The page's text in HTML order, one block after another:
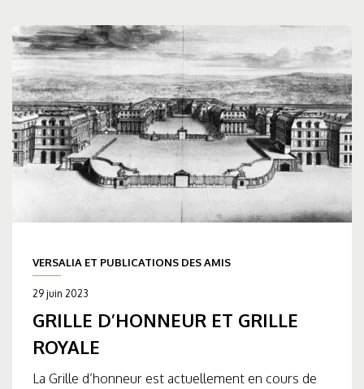
VERSALIA ET PUBLICATIONS DES AMIS
29 juin 2023
GRILLE D’HONNEUR ET GRILLE
ROYALE
La Grille d’honneur est actuellement en cours de